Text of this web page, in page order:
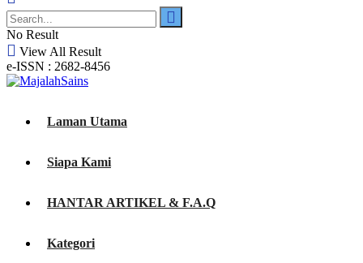
No Result
View All Result
e-ISSN : 2682-8456
Laman Utama
Siapa Kami
HANTAR ARTIKEL & F.A.Q
Kategori